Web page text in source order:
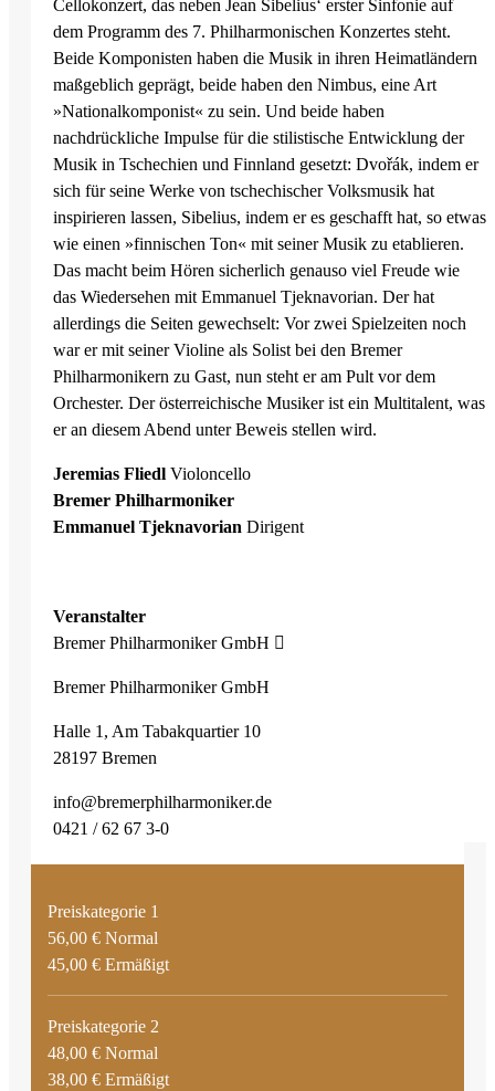
Cellokonzert, das neben Jean Sibelius‘ erster Sinfonie auf
dem Programm des 7. Philharmonischen Konzertes steht.
Beide Komponisten haben die Musik in ihren Heimatländern
maßgeblich geprägt, beide haben den Nimbus, eine Art
»Nationalkomponist« zu sein. Und beide haben
nachdrückliche Impulse für die stilistische Entwicklung der
Musik in Tschechien und Finnland gesetzt: Dvořák, indem er
sich für seine Werke von tschechischer Volksmusik hat
inspirieren lassen, Sibelius, indem er es geschafft hat, so etwas
wie einen »finnischen Ton« mit seiner Musik zu etablieren.
Das macht beim Hören sicherlich genauso viel Freude wie
das Wiedersehen mit Emmanuel Tjeknavorian. Der hat
allerdings die Seiten gewechselt: Vor zwei Spielzeiten noch
war er mit seiner Violine als Solist bei den Bremer
Philharmonikern zu Gast, nun steht er am Pult vor dem
Orchester. Der österreichische Musiker ist ein Multitalent, was
er an diesem Abend unter Beweis stellen wird.
Jeremias Fliedl Violoncello
Bremer Philharmoniker
Emmanuel Tjeknavorian Dirigent
Veranstalter
Bremer Philharmoniker GmbH
Bremer Philharmoniker GmbH
Halle 1, Am Tabakquartier 10
28197 Bremen
info@bremerphilharmoniker.de
0421 / 62 67 3-0
Preiskategorie 1
56,00 € Normal
45,00 € Ermäßigt
Preiskategorie 2
48,00 € Normal
38,00 € Ermäßigt